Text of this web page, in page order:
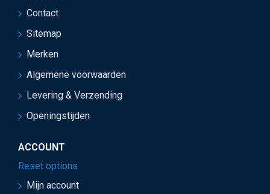
Contact
Sitemap
Merken
Algemene voorwaarden
Levering & Verzending
Openingstijden
ACCOUNT
Reset options
Mijn account